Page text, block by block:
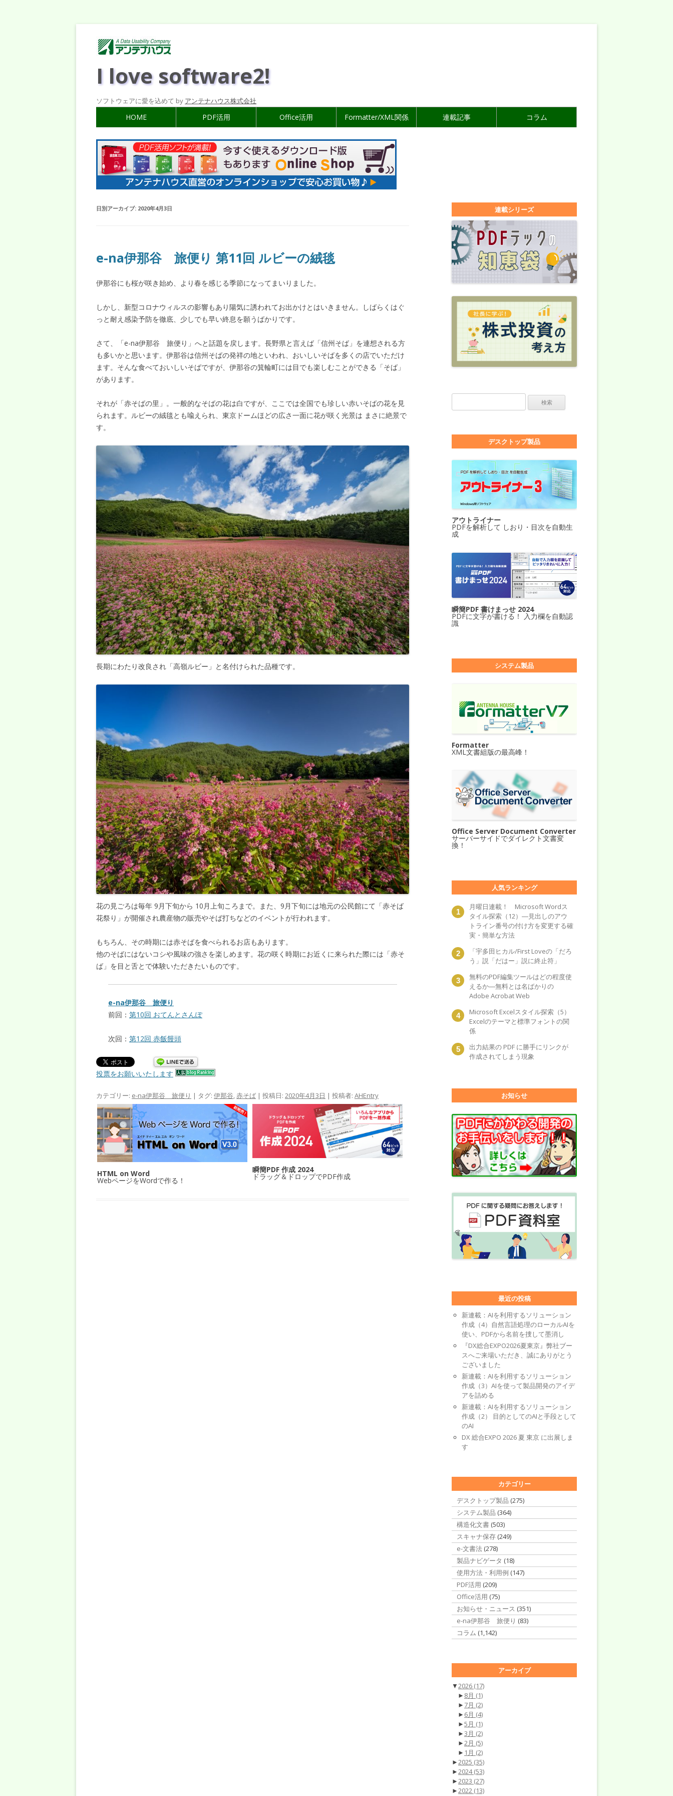
I love software2!
ソフトウェアに愛を込めて by アンテナハウス株式会社
HOME PDF活用 Office活用 Formatter/XML関係 連載記事 コラム
日別アーカイブ: 2020年4月3日
e-na伊那谷 旅便り 第11回 ルビーの絨毯
伊那谷にも桜が咲き始め、より春を感じる季節になってまいりました。
しかし、新型コロナウィルスの影響もあり陽気に誘われてお出かけとはいきません。しばらくはぐ
っと耐え感染予防を徹底、少しでも早い終息を願うばかりです。
さて、「e-na伊那谷 旅便り」へと話題を戻します。長野県と言えば「信州そば」を連想される方
も多いかと思います。伊那谷は信州そばの発祥の地といわれ、おいしいそばを多くの店でいただけ
ます。そんな食べておいしいそばですが、伊那谷の箕輪町には目でも楽しむことができる「そば」
があります。
それが「赤そばの里」。一般的なそばの花は白ですが、ここでは全国でも珍しい赤いそばの花を見
られます。ルビーの絨毯とも喩えられ、東京ドームほどの広さ一面に花が咲く光景は まさに絶景で
す。
長期にわたり改良され「高嶺ルビー」と名付けられた品種です。
花の見ごろは毎年 9月下旬から 10月上旬ころまで。また、9月下旬には地元の公民館にて「赤そば
花祭り」が開催され農産物の販売やそば打ちなどのイベントが行われます。
もちろん、その時期には赤そばを食べられるお店もあります。
他のそばにはないコシや風味の強さを楽しめます。花の咲く時期にお近くに来られた際には「赤そ
ば」を目と舌とで体験いただきたいものです。
e-na伊那谷 旅便り
前回： 第10回 おてんとさんぽ
次回： 第12回 赤飯饅頭
投票をお願いいたします
カテゴリー: e-na伊那谷 旅便り | タグ: 伊那谷,赤そば | 投稿日: 2020年4月3日 | 投稿者: AHEntry
HTML on Word
WebページをWordで作る！
瞬簡PDF 作成 2024
ドラッグ＆ドロップでPDF作成
連載シリーズ
デスクトップ製品
アウトライナー
PDFを解析して しおり・目次を自動生
成
瞬簡PDF 書けまっせ 2024
PDFに文字が書ける！ 入力欄を自動認
識
システム製品
Formatter
XML文書組版の最高峰！
Office Server Document Converter
サーバーサイドでダイレクト文書変
換！
人気ランキング
月曜日連載！ Microsoft Wordス
タイル探索（12）―見出しのアウ
トライン番号の付け方を変更する確
実・簡単な方法
「宇多田ヒカル/First Loveの「だろ
う」説「だはー」説に終止符」
無料のPDF編集ツールはどの程度使
えるか―無料とは名ばかりの
Adobe Acrobat Web
Microsoft Excelスタイル探索（5）
Excelのテーマと標準フォントの関
係
出力結果の PDF に勝手にリンクが
作成されてしまう現象
お知らせ
最近の投稿
新連載：AIを利用するソリューション
作成（4）自然言語処理のローカルAIを
使い、PDFから名前を捜して墨消し
『DX総合EXPO2026夏東京』弊社ブー
スへご来場いただき、誠にありがとう
ございました
新連載：AIを利用するソリューション
作成（3）AIを使って製品開発のアイデ
アを詰める
新連載：AIを利用するソリューション
作成（2） 目的としてのAIと手段として
のAI
DX 総合EXPO 2026 夏 東京 に出展しま
す
カテゴリー
デスクトップ製品 (275)
システム製品 (364)
構造化文書 (503)
スキャナ保存 (249)
e-文書法 (278)
製品ナビゲータ (18)
使用方法・利用例 (147)
PDF活用 (209)
Office活用 (75)
お知らせ・ニュース (351)
e-na伊那谷 旅便り (83)
コラム (1,142)
アーカイブ
▼2026 (17)
► 8月 (1)
► 7月 (2)
► 6月 (4)
►5月 (1)
►3月 (2)
►2月 (5)
► 1月 (2)
►2025 (35)
►2024(53)
►2023 (27)
►2022 (13)